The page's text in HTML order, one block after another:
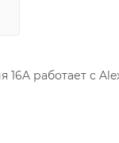
работает с